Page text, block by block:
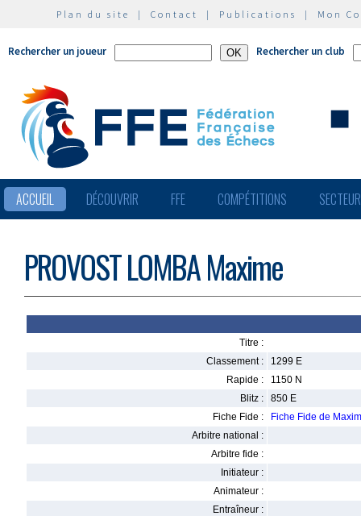
Plan du site | Contact | Publications | Mon
Rechercher un joueur Rechercher un club
ACCUEIL DÉCOUVRIR FFE COMPÉTITIONS
PROVOST LOMBA Maxime
Titre :
Classement :
1299 E
Rapide :
1150 N
Blitz :
850 E
Fiche Fide :
Fiche Fide de
Arbitre national :
Arbitre fide :
Initiateur :
Animateur :
Entraîneur :